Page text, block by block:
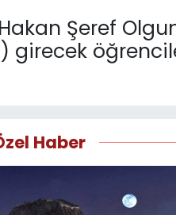
Şeref
girecek
Haber